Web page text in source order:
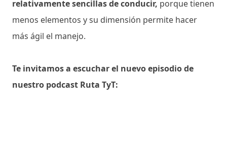
relativamente sencillas de conducir, porque tienen
menos elementos y su dimensión permite hacer
más ágil el manejo.
Te invitamos a escuchar el nuevo episodio de
nuestro podcast Ruta TyT: